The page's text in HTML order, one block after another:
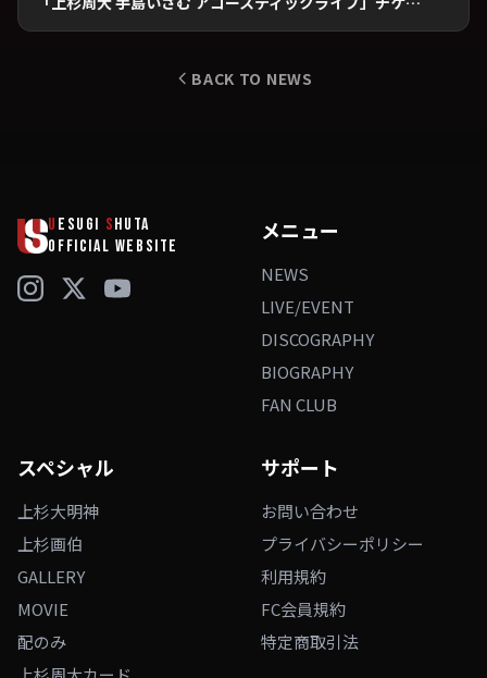
BACK TO NEWS
U ESUGI SHUTA
OFFICIAL WEBSITE
メニュー
NEWS
LIVE/EVENT
DISCOGRAPHY
BIOGRAPHY
FAN CLUB
スペシャル
上杉大明神
上杉画伯
GALLERY
MOVIE
配のみ
サポート
お問い合わせ
プライバシーポリシー
利用規約
FC会員規約
特定商取引法